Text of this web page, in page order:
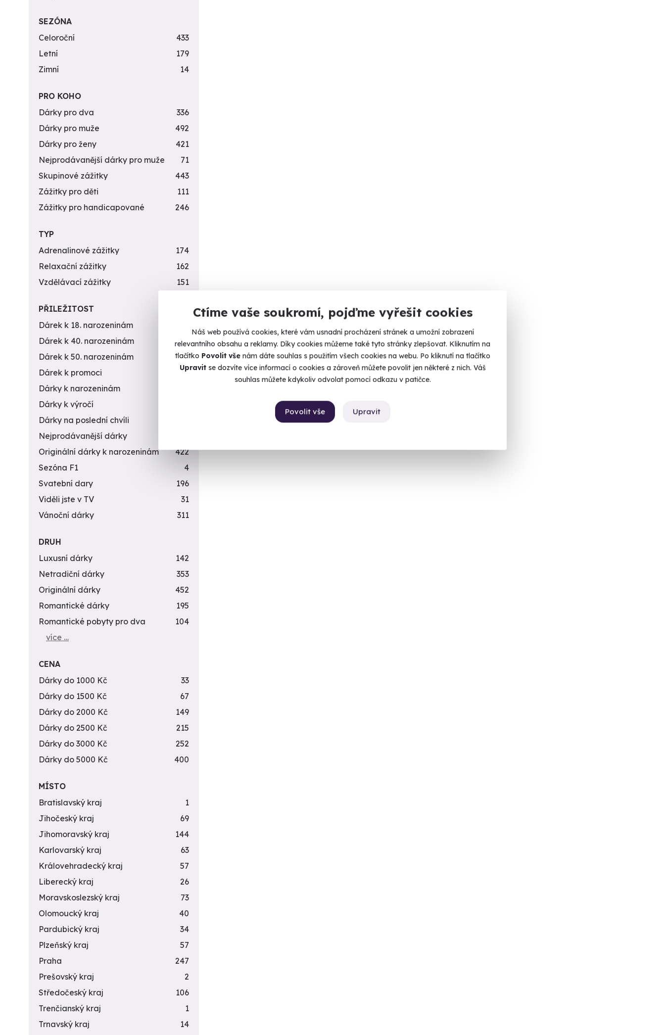
Ctíme vaše soukromí, pojďme vyřešit cookies
Náš web používá cookies, které vám usnadní procházení stránek a umožní zobrazení
relevantního obsahu a reklamy. Díky cookies můžeme také tyto stránky zlepšovat. Kliknutím na
tlačítko Povolit vše nám dáte souhlas s použitím všech cookies na webu. Po kliknutí na tlačítko
Upravitse dozvíte více informací o cookies a zároveň můžete povolit jen některé z nich. Váš
souhlas můžete kdykoliv odvolat pomocí odkazu v patičce.
Upravit
Povolit vše
SEZÓNA
Celoroční
433
Letní
179
Zimní
14
PRO KOHO
Dárky pro dva
336
Dárky pro muže
492
Dárky pro ženy
421
Nejprodávanější dárky pro muže
71
Skupinové zážitky
443
Zážitky pro děti
111
Zážitky pro handicapované
246
TYP
Adrenalinové zážitky
174
Relaxační zážitky
162
Vzdělávací zážitky
151
PŘILEŽITOST
Dárek k 18. narozeninám
Dárek k 40. narozeninám
453
Dárek k 50. narozeninám
378
Dárek k promoci
245
Dárky k narozeninám
Dárky k výročí
Dárky na poslední chvíli
Nejprodávanější dárky
Originální dárky k narozeninám
422
Sezóna F1
4
Svatební dary
196
Viděli jste v TV
31
Vánoční dárky
311
DRUH
Luxusní dárky
142
Netradiční dárky
353
Originální dárky
452
Romantické dárky
195
Romantické pobyty pro dva
104
více …
CENA
Dárky do 1000 Kč
33
Dárky do 1500 Kč
67
Dárky do 2000 Kč
149
Dárky do 2500 Kč
215
Dárky do 3000 Kč
252
Dárky do 5000 Kč
400
MÍSTO
Bratislavský kraj
1
Jihočeský kraj
69
Jihomoravský kraj
144
Karlovarský kraj
63
Královehradecký kraj
57
Liberecký kraj
26
Moravskoslezský kraj
73
Olomoucký kraj
40
Pardubický kraj
34
Plzeňský kraj
57
Praha
247
Prešovský kraj
2
Středočeský kraj
106
Trenčianský kraj
1
Trnavský kraj
14